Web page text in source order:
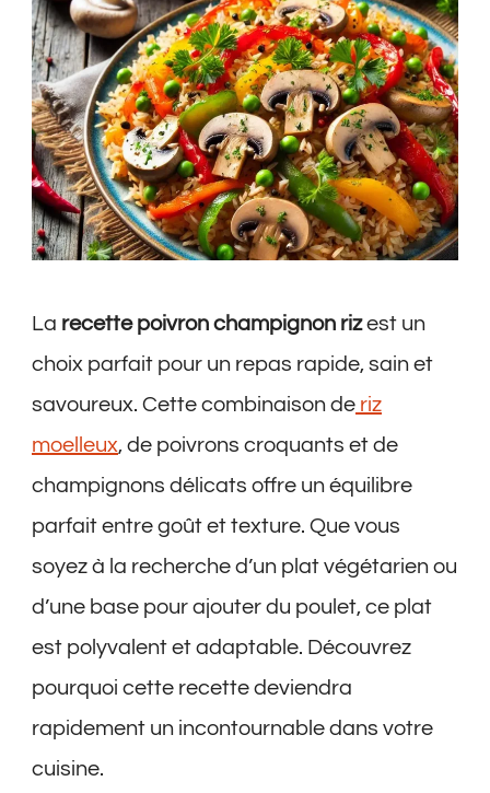
Riz
La recette poivron champignon rizest un
choix parfait pour un repas rapide, sain et
savoureux. Cette combinaison de riz
moelleux, de poivrons croquants et de
champignons délicats offre un équilibre
parfait entre goût et texture. Que vous
soyez à la recherche d’un plat végétarien ou
d’une base pour ajouter du poulet, ce plat
est polyvalent et adaptable. Découvrez
pourquoi cette recette deviendra
rapidement un incontournable dans votre
cuisine.